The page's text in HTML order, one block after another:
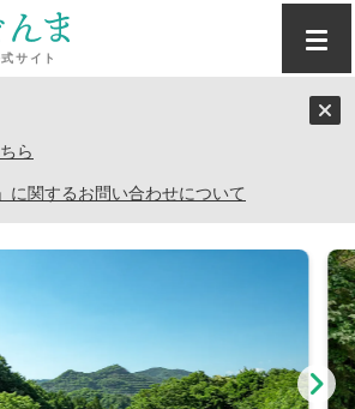
ら
に関するお問い合わせについて